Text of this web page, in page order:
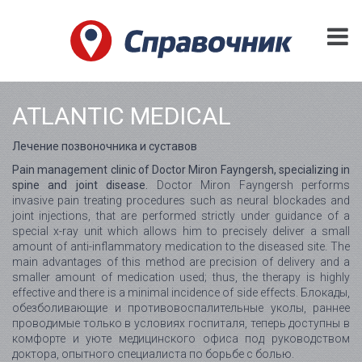
ATLANTIC MEDICAL
Лечение позвоночника и суставов
Pain management clinic of Doctor Miron Fayngersh, specializing in
spine and joint disease.
Doctor Miron Fayngersh performs
invasive pain treating procedures such as neural blockades and
joint injections, that are performed strictly under guidance of a
special x-ray unit which allows him to precisely deliver a small
amount of anti-inflammatory medication to the diseased site. The
main advantages of this method are precision of delivery and a
smaller amount of medication used; thus, the therapy is highly
effective and there is a minimal incidence of side effects. Блокады,
обезболивающие и противовоспалительные уколы, раннее
проводимые только в условиях госпиталя, теперь доступны в
комфорте и уюте медицинского офиса под руководством
доктора, опытного специалиста по борьбе с болью.